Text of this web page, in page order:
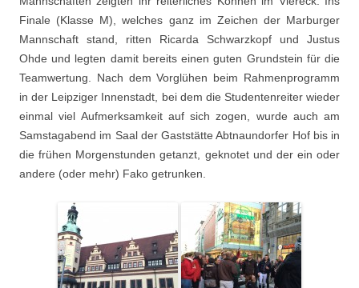
Finale (Klasse M), welches ganz im Zeichen der Marburger
Mannschaft stand, ritten Ricarda Schwarzkopf und Justus
Ohde und legten damit bereits einen guten Grundstein für die
Teamwertung. Nach dem Vorglühen beim Rahmenprogramm
in der Leipziger Innenstadt, bei dem die Studentenreiter wieder
einmal viel Aufmerksamkeit auf sich zogen, wurde auch am
Samstagabend im Saal der Gaststätte Abtnaundorfer Hof bis in
die frühen Morgenstunden getanzt, geknotet und der ein oder
andere (oder mehr) Fako getrunken.